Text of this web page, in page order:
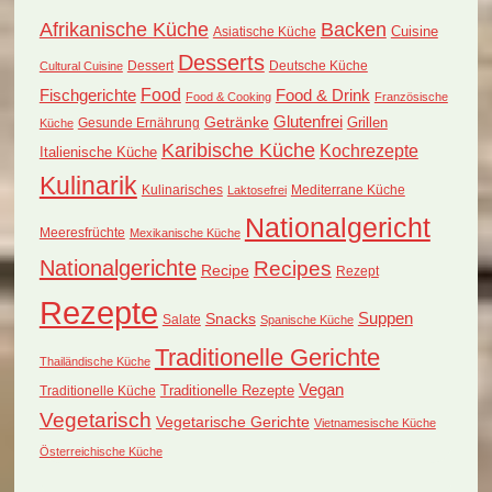
Afrikanische Küche Asiatische Küche Backen Cuisine
Cultural Cuisine Dessert Desserts Deutsche Küche
Fischgerichte Food Food & Cooking Food & Drink Französische
Küche Gesunde Ernährung Getränke Glutenfrei Grillen
Italienische Küche Karibische Küche Kochrezepte
Kulinarik Kulinarisches Laktosefrei Mediterrane Küche
Meeresfrüchte Mexikanische Küche Nationalgericht
Nationalgerichte Recipe Recipes Rezept
Rezepte Salate Snacks Spanische Küche Suppen
Thailändische Küche Traditionelle Gerichte
Traditionelle Küche Traditionelle Rezepte Vegan
Vegetarisch Vegetarische Gerichte Vietnamesische Küche
Österreichische Küche